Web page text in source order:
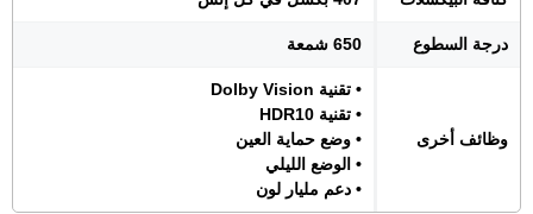
درجة السطوع 650 شمعة
وظائف أخرى
• تقنية Dolby Vision
• تقنية HDR10
• وضع حماية العين
• الوضع الليلي
• دعم مليار لون